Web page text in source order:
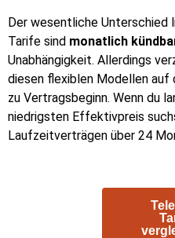
Der wesentliche Unterschied
Tarife sind monatlich
Unabhängigkeit. Allerdings
diesen flexiblen Modellen auf
zu Vertragsbeginn. Wenn du
niedrigsten Effektivpreis
Laufzeitverträgen über 24